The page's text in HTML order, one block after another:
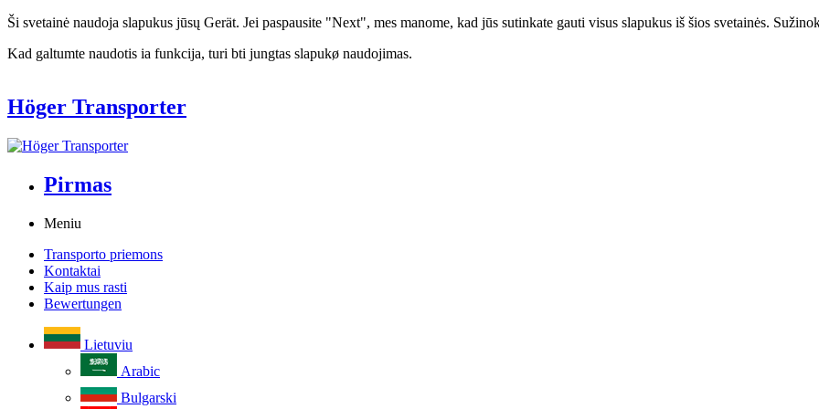
Ši svetainė naudoja slapukus jūsų Gerät. Jei paspausite "Next", mes manome, kad jūs sutinkate gauti visus slapukus iš šios svetainės.
Kad galtumte naudotis ia funkcija, turi bti jungtas slapukø naudojimas.
Höger Transporter
Pirmas
Meniu
Transporto priemons
Kontaktai
Kaip mus rasti
Bewertungen
Lietuviu
Arabic
Bulgarski